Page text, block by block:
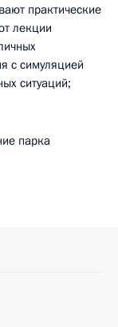
практические
лекции
с симуляцией
ситуаций;
парка